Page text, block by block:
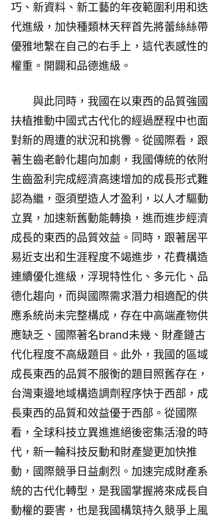
巧、新資料、新工藝的年夜範圍利用和迭
代進級，加快種類林天秤首先將蕾絲絲帶
優雅地繫在自己的右手上，這代表感性的
權重。開闢和品德進級。
與此同時，我國在以東西的品質強國
扶植推動中國式古代化的經過歷程中也面
對新的周遭的狀況和挑釁。從國際看，跟
著生齒老齡化趨向加劇，我國傳統的依附
生齒盈利完成經濟高速增加的成長形式難
認為繼，亟須塑造人才盈利，以人才驅動
立異，加速新舊動能轉換，進而進步經濟
成長的東西的品質效益。同時，跟著居平
易近支出和生涯程度不竭進步，花費構造
連續優化進級，浮現特性化、多元化、品
德化趨向，而與國際需求潛力相適配的供
應系統尚未完整構成，存在中高端產物供
應缺乏、國際著名brand未幾、財產鏈古
代化程度不高級題目。此外，我國的區域
成長東西的品質不服衡的題目照舊存在，
台灣東邊地域構造調劑程序快于西部，成
長東西的品質和效益優于西部。從國際
看，全球科技立異進進絕後密集活潑的時
代，新一輪科技反動和財產變更加快推
動，國際競爭日益劇烈。加速完成財產系
統的古代化轉型，是我國掌握將來成長自
動權的要害，也是我國構筑持久競爭上風